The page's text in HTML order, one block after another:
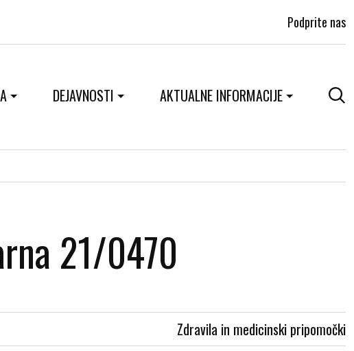
Podprite nas
DEJAVNOSTI AKTUALNE INFORMACIJE
21/0470
Zdravila in medicinski pripomočki